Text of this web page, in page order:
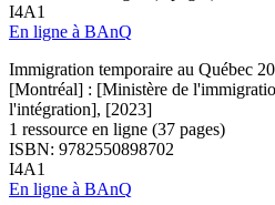
I4A1
En ligne à BAnQ
Immigration temporaire au Québec
[Montréal] : [Ministère de
l'intégration], [2023]
1 ressource en ligne (37 pages)
ISBN: 9782550898702
I4A1
En ligne à BAnQ